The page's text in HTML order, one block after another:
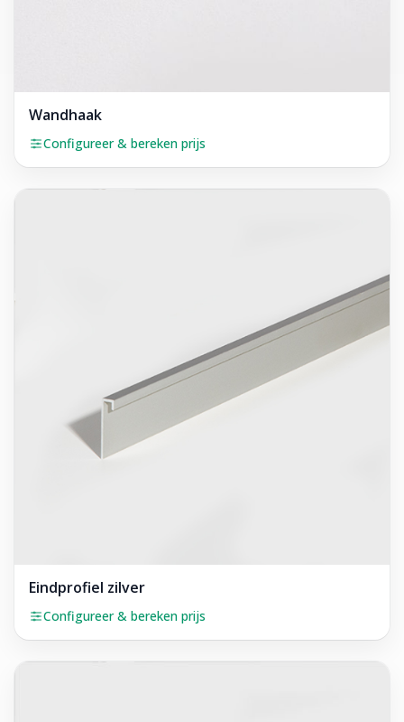
Wandhaak
Configureer & bereken prijs
Eindprofiel zilver
Configureer & bereken prijs